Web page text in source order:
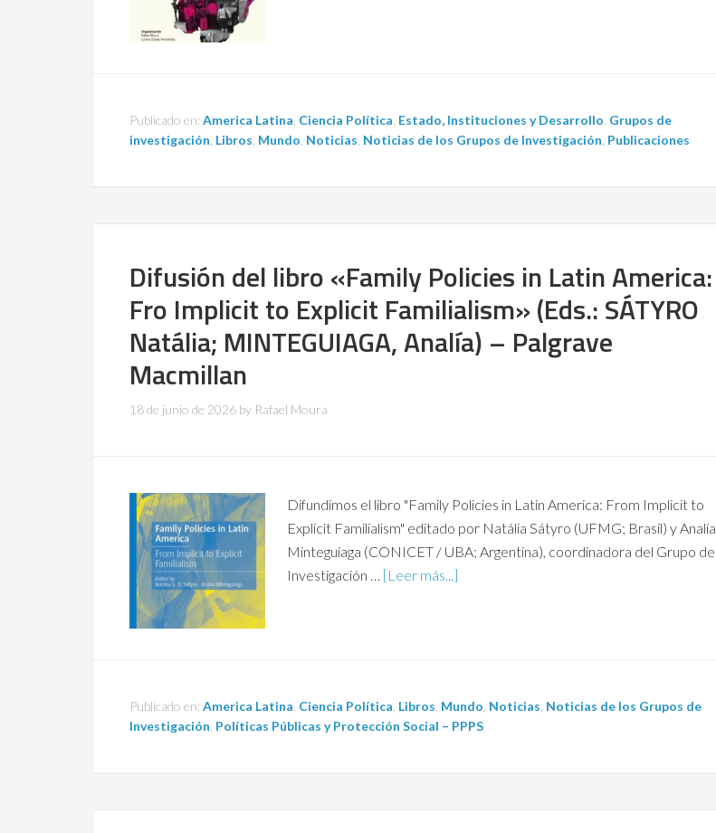
Publicado en: America Latina Ciencia Política Estado, Instituciones y Desarrollo Grupos de
investigación Libros Mundo Noticias Noticias de los Grupos de Investigación Publicaciones
Difusión del libro «Family Policies in Latin America:
Fro Implicit to Explicit Familialism» (Eds.: SÁTYRO
Natália; MINTEGUIAGA, Analía) – Palgrave
Macmillan
18 de junio de 2026 by Rafael Moura
Difundimos el libro "Family Policies in Latin America: From Implicit to
Explicit Familialism" editado por Natália Sátyro (UFMG; Brasil) y Analía
Minteguiaga (CONICET / UBA; Argentina), coordinadora del Grupo de
Investigación … [Leer más...]
Publicado en: America Latina Ciencia Política Libros Mundo Noticias Noticias de los Grupos de
Investigación Políticas Públicas y Protección Social – PPPS